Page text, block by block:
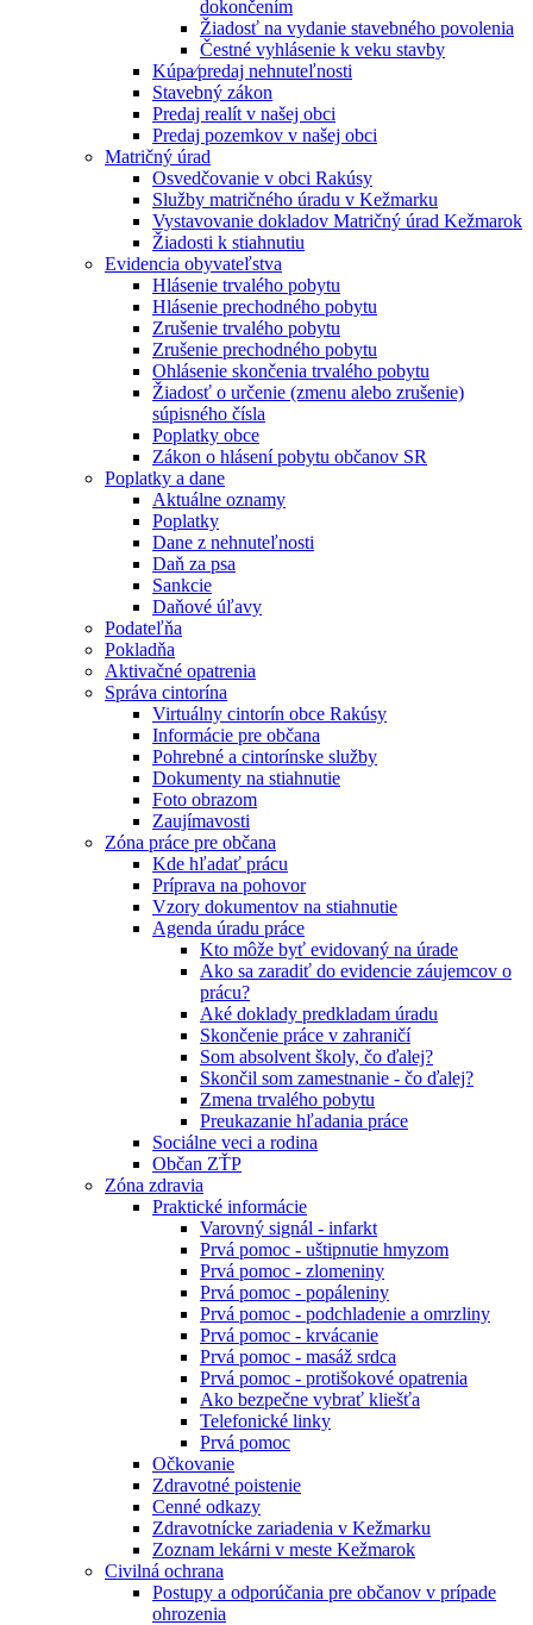
dokončením
Žiadosť na vydanie stavebného povolenia
Čestné vyhlásenie k veku stavby
Kúpa⁄predaj nehnuteľnosti
Stavebný zákon
Predaj realít v našej obci
Predaj pozemkov v našej obci
Matričný úrad
Osvedčovanie v obci Rakúsy
Služby matričného úradu v Kežmarku
Vystavovanie dokladov Matričný úrad Kežmarok
Žiadosti k stiahnutiu
Evidencia obyvateľstva
Hlásenie trvalého pobytu
Hlásenie prechodného pobytu
Zrušenie trvalého pobytu
Zrušenie prechodného pobytu
Ohlásenie skončenia trvalého pobytu
Žiadosť o určenie (zmenu alebo zrušenie)
súpisného čísla
Poplatky obce
Zákon o hlásení pobytu občanov SR
Poplatky a dane
Aktuálne oznamy
Poplatky
Dane z nehnuteľnosti
Daň za psa
Sankcie
Daňové úľavy
Podateľňa
Pokladňa
Aktivačné opatrenia
Správa cintorína
Virtuálny cintorín obce Rakúsy
Informácie pre občana
Pohrebné a cintorínske služby
Dokumenty na stiahnutie
Foto obrazom
Zaujímavosti
Zóna práce pre občana
Kde hľadať prácu
Príprava na pohovor
Vzory dokumentov na stiahnutie
Agenda úradu práce
Kto môže byť evidovaný na úrade
Ako sa zaradiť do evidencie záujemcov o
prácu?
Aké doklady predkladam úradu
Skončenie práce v zahraničí
Som absolvent školy, čo ďalej?
Skončil som zamestnanie - čo ďalej?
Zmena trvalého pobytu
Preukazanie hľadania práce
Sociálne veci a rodina
Občan ZŤP
Zóna zdravia
Praktické informácie
Varovný signál - infarkt
Prvá pomoc - uštipnutie hmyzom
Prvá pomoc - zlomeniny
Prvá pomoc - popáleniny
Prvá pomoc - podchladenie a omrzliny
Prvá pomoc - krvácanie
Prvá pomoc - masáž srdca
Prvá pomoc - protišokové opatrenia
Ako bezpečne vybrať kliešťa
Telefonické linky
Prvá pomoc
Očkovanie
Zdravotné poistenie
Cenné odkazy
Zdravotnícke zariadenia v Kežmarku
Zoznam lekárni v meste Kežmarok
Civilná ochrana
Postupy a odporúčania pre občanov v prípade
ohrozenia